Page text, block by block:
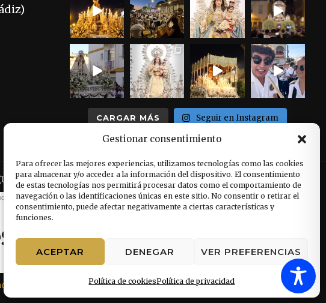
Gestionar consentimiento
Para ofrecer las mejores experiencias, utilizamos tecnologías como las cookies
para almacenar y/o acceder a la información del dispositivo. El consentimiento
de estas tecnologías nos permitirá procesar datos como el comportamiento de
navegación o las identificaciones únicas en este sitio. No consentir o retirar el
consentimiento, puede afectar negativamente a ciertas características y
funciones.
ACEPTAR DENEGAR VER PREFERENCIAS
Política de cookiesPolítica de privacidad
CARGAR MÁS Seguir en Instagram
Aviva